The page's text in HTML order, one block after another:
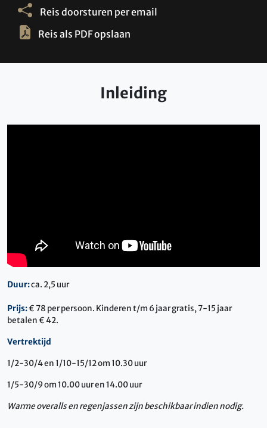
Reis doorsturen per email
Reis als PDF opslaan
Inleiding
Duur:ca. 2,5 uur
Prijs:€ 78 per persoon. Kinderen t/m 6 jaar gratis, 7-15 jaar
betalen € 42.
Vertrektijd
1/2-30/4 en 1/10-15/12 om 10.30 uur
1/5-30/9 om 10.00 uur en 14.00 uur
Warme overalls en regenjassen zijn beschikbaar indien nodig.